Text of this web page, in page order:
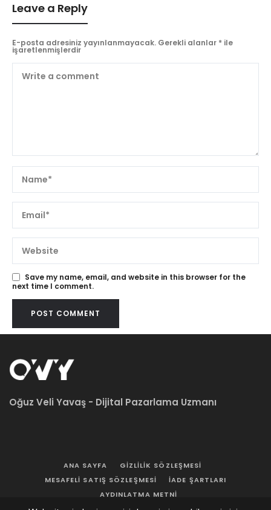
Leave a Reply
E-posta adresiniz yayınlanmayacak. Gerekli alanlar * ile
işaretlenmişlerdir
Save my name, email, and website in this browser for the
next time I comment.
Oğuz Veli Yavaş - Dijital Pazarlama Uzmanı
ANA SAYFA
GIZLILIK SÖZLEŞMESI
MESAFELI SATIŞ SÖZLEŞMESI
İADE ŞARTLARI
AYDINLATMA METNI